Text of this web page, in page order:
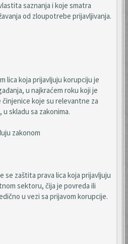
saznanja i koje smatra
od zloupotrebe prijavljivanja.
lica koja prijavljuju korupciju je
u najkraćem roku koji je
koje su relevantne za
skladu sa zakonima.
zakonom
se zaštita prava lica koja prijavljuju
sektoru, čija je povreda ili
u vezi sa prijavom korupcije.